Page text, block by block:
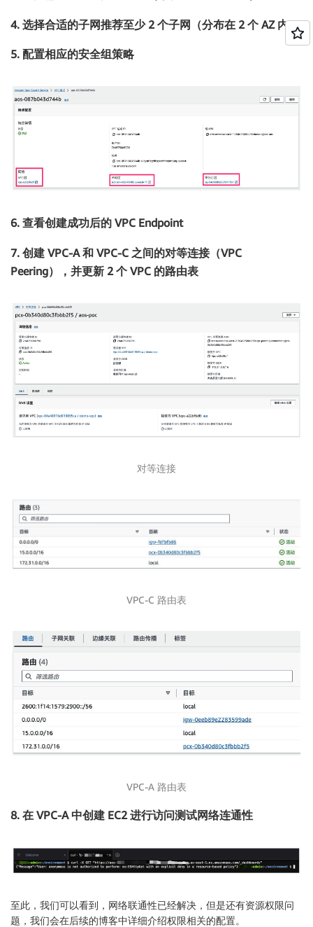
4. 选择合适的子网推荐至少 2 个子网（分布在 2 个 AZ 内）
5. 配置相应的安全组策略
6. 查看创建成功后的 VPC Endpoint
7. 创建 VPC-A 和 VPC-C 之间的对等连接（VPC
Peering），并更新 2 个 VPC 的路由表
对等连接
VPC-C 路由表
VPC-A 路由表
8. 在 VPC-A 中创建 EC2 进行访问测试网络连通性
至此，我们可以看到，网络联通性已经解决，但是还有资源权限问
题，我们会在后续的博客中详细介绍权限相关的配置。